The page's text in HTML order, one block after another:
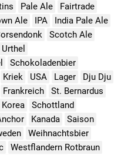
Pale Ale
Fairtrade
Ale IPA
India Pale Ale
Scotch Ale
Urthel
Schokoladenbier
Kriek USA Lager
Dju Dju
Frankreich
St. Bernardus
Korea
Schottland
Kanada
Saison
Weihnachtsbier
Westflandern Rotbraun